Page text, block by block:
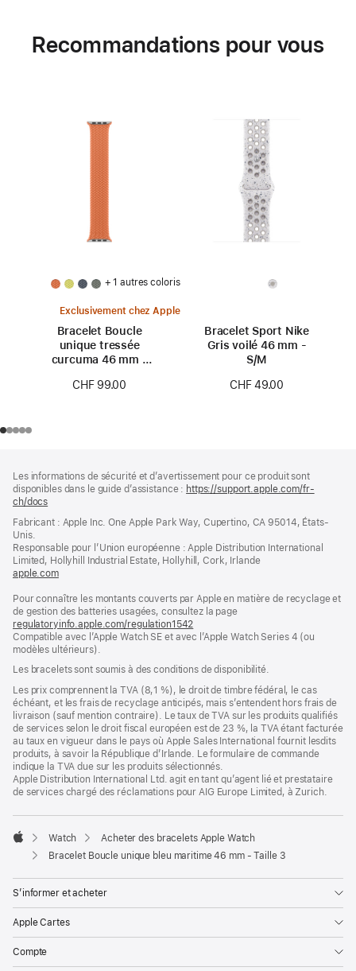
Recommandations pour vous
+ 1 autres coloris
Exclusivement chez Apple
Bracelet Boucle
unique tressée
curcuma 46 mm -
CHF 99.00
Bracelet Sport Nike
Gris voilé 46 mm -
S/M
CHF 49.00
de
page
de
bas
page
Les informations de sécurité et d’avertissement pour ce produit sont
disponibles dans le guide d’assistance : https://support.apple.com/fr-
ch/docs
une
fenêtre)
Fabricant : Apple Inc. One Apple Park Way, Cupertino, CA 95014, États-
Unis.
Responsable pour l’Union européenne : Apple Distribution International
Limited, Hollyhill Industrial Estate, Hollyhill, Cork, Irlande
apple.com(s’ouvre
une
nouvelle
fenêtre)
Pour connaître les montants couverts par Apple en matière de recyclage et
de gestion des batteries usagées, consultez la page
regulatoryinfo.apple.com/regulation1542
dans
nouvelle
fenêtre)
Compatible avec l’Apple Watch SE et avec l’Apple Watch Series 4 (ou
modèles ultérieurs).
Les bracelets sont soumis à des conditions de disponibilité.
Les prix comprennent la TVA (8,1 %), le droit de timbre fédéral, le cas
échéant, et les frais de recyclage anticipés, mais s’entendent hors frais de
livraison (sauf mention contraire). Le taux de TVA sur les produits qualifiés
de services selon le droit fiscal européen est de 23 %, la TVA étant facturée
au taux en vigueur dans le pays où Apple Sales International fournit lesdits
produits, à savoir la République d’Irlande. Le formulaire de commande
indique la TVA due sur les produits sélectionnés.
Apple Distribution International Ltd. agit en tant qu’agent lié et prestataire
de services chargé des réclamations pour AIG Europe Limited, à Zurich.
Apple
Watch
Acheter des bracelets Apple Watch
Bracelet Boucle unique bleu maritime 46 mm - Taille 3
S’informer et acheter
Apple Cartes
Compte